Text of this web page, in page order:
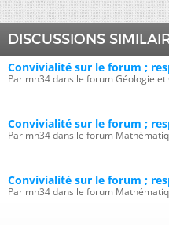
DISCUSSIONS
Convivialité sur le forum ;
Par mh34 dans le forum Géologie
Convivialité sur le forum ;
Par mh34 dans le forum
Convivialité sur le forum ;
Par mh34 dans le forum